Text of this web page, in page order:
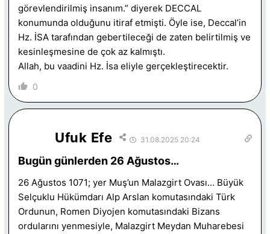
görevlendirilmiş insanım.” diyerek DECCAL
konumunda olduğunu itiraf etmişti. Öyle ise, Deccal’in
Hz. İSA tarafından gebertileceği de zaten belirtilmiş ve
kesinleşmesine de çok az kalmıştı.
Allah, bu vaadini Hz. İsa eliyle gerçekleştirecektir.
0
Ufuk Efe 31.08.2025 20:24
Bugün günlerden 26 Ağustos…
26 Ağustos 1071; yer Muş’un Malazgirt Ovası… Büyük
Selçuklu Hükümdarı Alp Arslan komutasındaki Türk
Ordunun, Romen Diyojen komutasındaki Bizans
ordularını yenmesiyle, Malazgirt Meydan Muharebesi